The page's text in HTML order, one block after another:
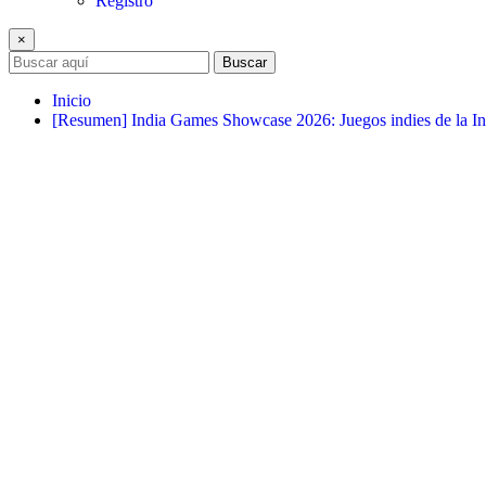
×
Buscar
Inicio
[Resumen] India Games Showcase 2026: Juegos indies de la